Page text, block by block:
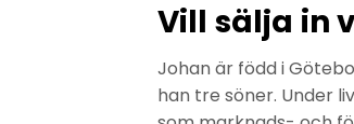
Vill sälja in
Johan är född i
han tre söner. Under